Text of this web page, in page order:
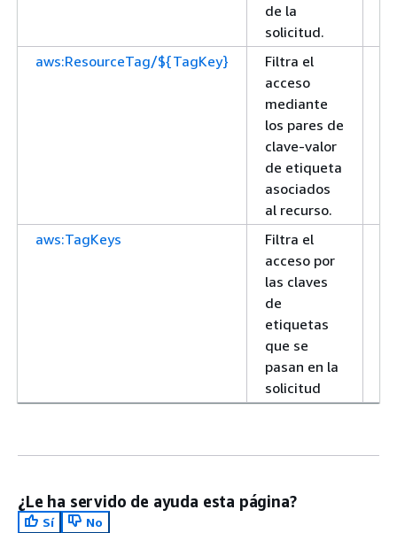
de la
solicitud.
aws:ResourceTag/${TagKey}
Filtra el
acceso
mediante
los pares de
clave-valor
de etiqueta
asociados
al recurso.
aws:TagKeys
Filtra el
acceso por
las claves
de
etiquetas
que se
pasan en la
solicitud
¿Le ha servido de ayuda esta página?
Sí
No